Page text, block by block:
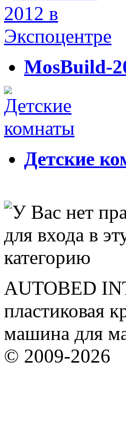
MosBuild-
Детские
AUTOBED
пластиковая
машина для
© 2009-2026